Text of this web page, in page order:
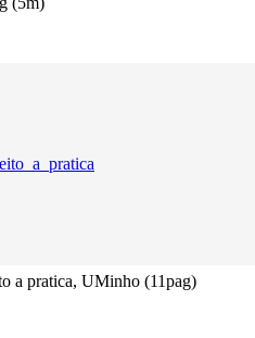
a pratica, UMinho (11pag)